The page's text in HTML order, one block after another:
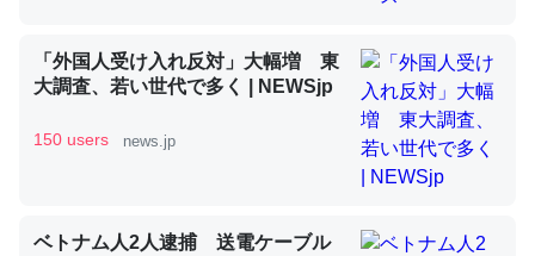
ずキチンを強化してる筈だが、酵素が違うのか？
─ニュース :: 【研究発表】昆虫学の大問題＝「昆虫はなぜ海にいな
「外国人受け入れ反対」大幅増 東
大調査、若い世代で多く | NEWSjp
150 users news.jp
ベトナム人2人逮捕 送電ケーブル